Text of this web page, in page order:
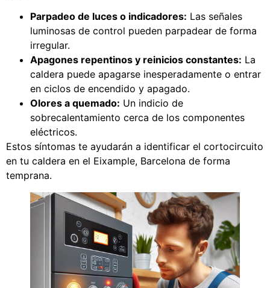
Parpadeo de luces o indicadores: Las señales
luminosas de control pueden parpadear de forma
irregular.
Apagones repentinos y reinicios constantes: La
caldera puede apagarse inesperadamente o entrar
en ciclos de encendido y apagado.
Olores a quemado: Un indicio de
sobrecalentamiento cerca de los componentes
eléctricos.
Estos síntomas te ayudarán a identificar el cortocircuito
en tu caldera en el Eixample, Barcelona de forma
temprana.